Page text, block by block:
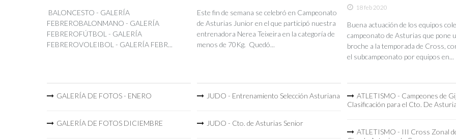
BALONCESTO - GALERÍA
FEBREROBALONMANO - GALERÍA
FEBREROFÚTBOL - GALERÍA
FEBREROVOLEIBOL - GALERÍA FEBR...
GALERÍA DE FOTOS - ENERO
GALERÍA DE FOTOS DICIEMBRE
Este fin de semana se celebró en Campeonato
de Asturias Junior en el que participó nuestra
entrenadora Nerea Teixeira en la categoría de
menos de 70Kg. Quedó...
JUDO - Entrenamiento Selección Asturiana
JUDO - Cto. de Asturias Senior
18 feb 2020
Buena actuación de los equipos
campeonato de Asturias que pone
broche a la temporada de Cross,
el subcampeonato por equipos en...
ATLETISMO - Campeones de
Clasificación para el Cto. De
ATLETISMO - III Cross Zonal